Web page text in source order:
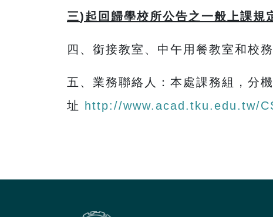
三)起回歸學校所公告之一般上課規
四、銜接教室、中午用餐教室和校
五、業務聯絡人：本處課務組，分
址
http://www.acad.tku.edu.tw/